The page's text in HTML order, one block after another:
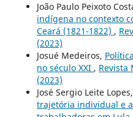
João Paulo Peixoto
indígena no contexto
Ceará (1821-1822) ,
(2023)
Josué Medeiros,
no século XXI , Revista
(2023)
José Sergio Leite Lopes,
trajetória individual e